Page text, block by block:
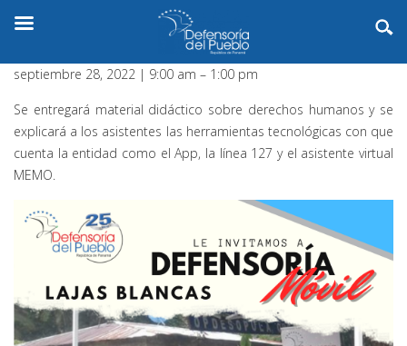
septiembre 28, 2022 | 9:00 am – 1:00 pm
Se entregará material didáctico sobre derechos humanos y se
explicará a los asistentes las herramientas tecnológicas con que
cuenta la entidad como el App, la línea 127 y el asistente virtual
MEMO.